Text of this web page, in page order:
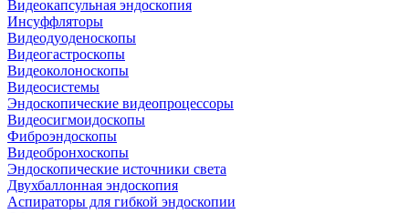
Видеокапсульная эндоскопия
Инсуффляторы
Видеодуоденоскопы
Видеогастроскопы
Видеоколоноскопы
Видеосистемы
Эндоскопические видеопроцессоры
Видеосигмоидоскопы
Фиброэндоскопы
Видеобронхоскопы
Эндоскопические источники света
Двухбаллонная эндоскопия
Аспираторы для гибкой эндоскопии